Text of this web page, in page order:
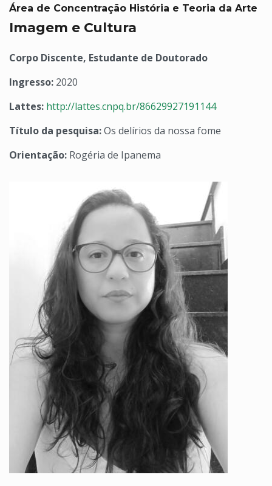
Área de Concentração História e Teoria da Arte
Imagem e Cultura
Corpo Discente, Estudante de Doutorado
Ingresso: 2020
Lattes: http://lattes.cnpq.br/86629927191144
Título da pesquisa:Os delírios da nossa fome
Orientação: Rogéria de Ipanema